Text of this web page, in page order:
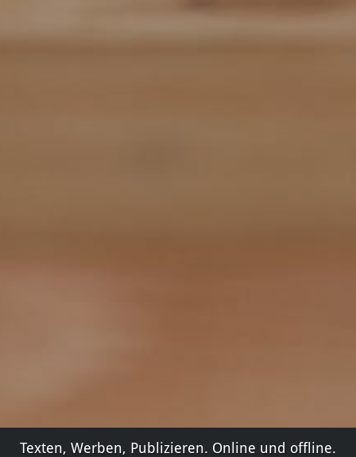
Texten, Werben, Publizieren. Online und offline.